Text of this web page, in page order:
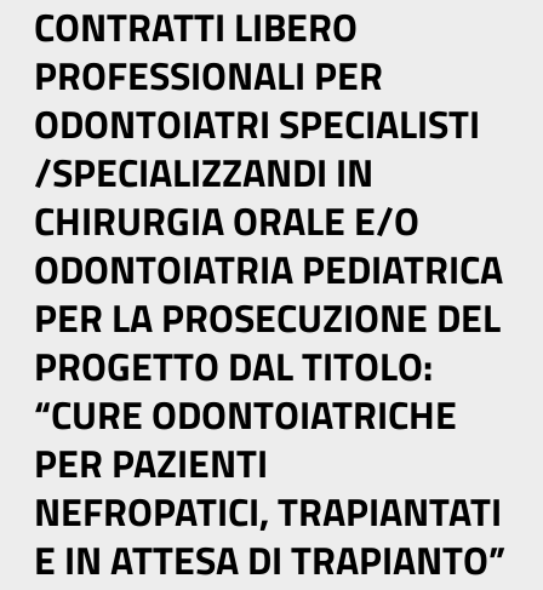
CONTRATTI LIBERO
PROFESSIONALI PER
ODONTOIATRI SPECIALISTI
/SPECIALIZZANDI IN
CHIRURGIA ORALE E/O
ODONTOIATRIA PEDIATRICA
PER LA PROSECUZIONE DEL
PROGETTO DAL TITOLO:
“CURE ODONTOIATRICHE
PER PAZIENTI
NEFROPATICI, TRAPIANTATI
E IN ATTESA DI TRAPIANTO”